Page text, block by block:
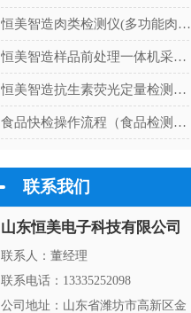
恒美智造肉类检测仪(多功能肉类安全测定仪)行业解决方案
恒美智造样品前处理一体机采购指南：从选型到交付的全流程指引
恒美智造抗生素荧光定量检测仪行业解决方案：全场景检测落地指南
食品快检操作流程（食品检测仪器操作方法）
联系我们
山东恒美电子科技有限公司
联系人：董经理
联系电话：13335252098
公司地址：山东省潍坊市高新区金